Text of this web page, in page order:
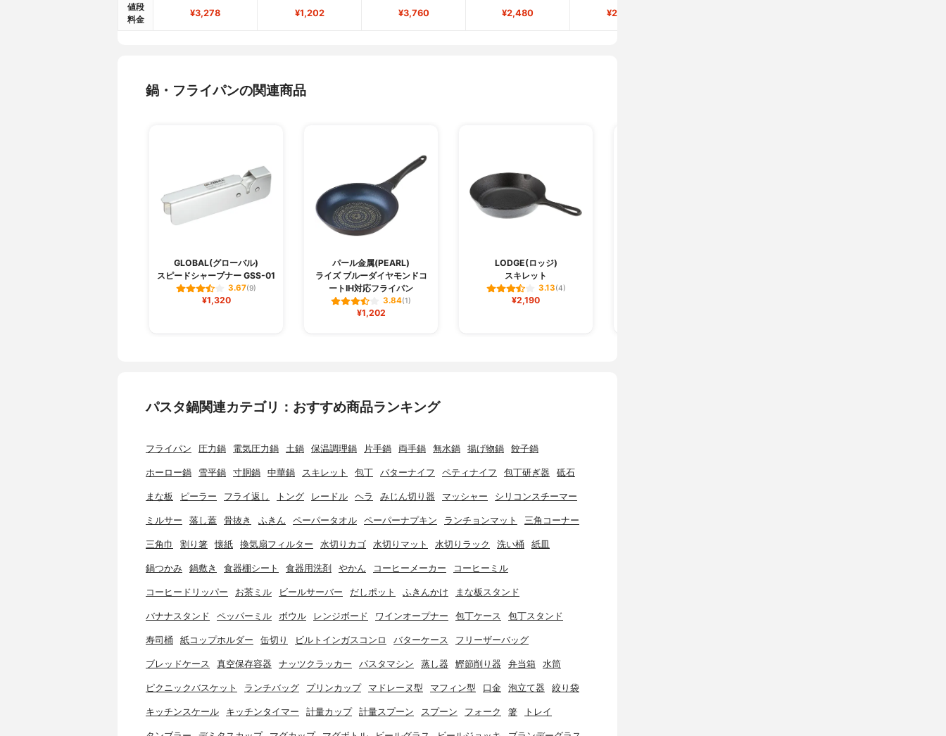
値段
料金
¥3,278 ¥1,202 ¥3,760 ¥2,480 ¥2,290
鍋・フライパンの関連商品
GLOBAL(グローバル)
スピードシャープナー GSS-01
3.67(9)
¥1,320
パール金属(PEARL)
ライズ ブルーダイヤモンドコ
ートIH対応フライパン
3.84(1)
¥1,202
LODGE(ロッジ)
スキレット
3.13(4)
¥2,190
パスタ鍋関連カテゴリ：おすすめ商品ランキング
フライパン 圧力鍋 電気圧力鍋 土鍋 保温調理鍋 片手鍋 両手鍋 無水鍋 揚げ物鍋 餃子鍋
ホーロー鍋 雪平鍋 寸胴鍋 中華鍋 スキレット 包丁 バターナイフ ペティナイフ 包丁研ぎ器 砥石
まな板 ピーラー フライ返し トング レードル ヘラ みじん切り器 マッシャー シリコンスチーマー
ミルサー 落し蓋 骨抜き ふきん ペーパータオル ペーパーナプキン ランチョンマット 三角コーナー
三角巾 割り箸 懐紙 換気扇フィルター 水切りカゴ 水切りマット 水切りラック 洗い桶 紙皿
鍋つかみ 鍋敷き 食器棚シート 食器用洗剤 やかん コーヒーメーカー コーヒーミル
コーヒードリッパー お茶ミル ビールサーバー だしポット ふきんかけ まな板スタンド
バナナスタンド ペッパーミル ボウル レンジボード ワインオープナー 包丁ケース 包丁スタンド
寿司桶 紙コップホルダー 缶切り ビルトインガスコンロ バターケース フリーザーバッグ
ブレッドケース 真空保存容器 ナッツクラッカー パスタマシン 蒸し器 鰹節削り器 弁当箱 水筒
ピクニックバスケット ランチバッグ プリンカップ マドレーヌ型 マフィン型 口金 泡立て器 絞り袋
キッチンスケール キッチンタイマー 計量カップ 計量スプーン スプーン フォーク 箸 トレイ